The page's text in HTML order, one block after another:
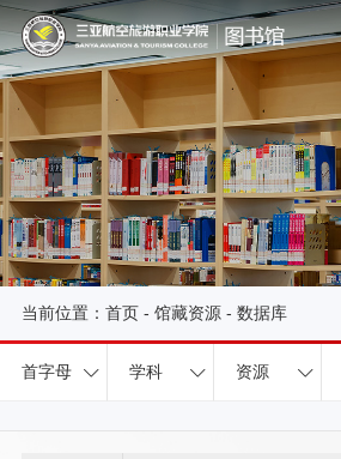
当前位置： 首页- 馆藏资源- 数据库
首字母 学科 资源